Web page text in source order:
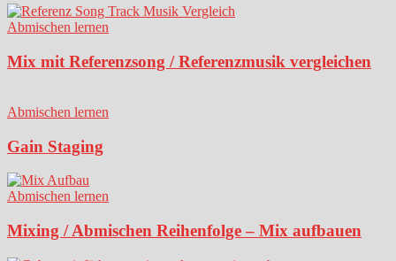
Abmischen lernen
Mix mit Referenzsong / Referenzmusik vergleichen
Abmischen lernen
Gain Staging
Abmischen lernen
Mixing / Abmischen Reihenfolge – Mix aufbauen